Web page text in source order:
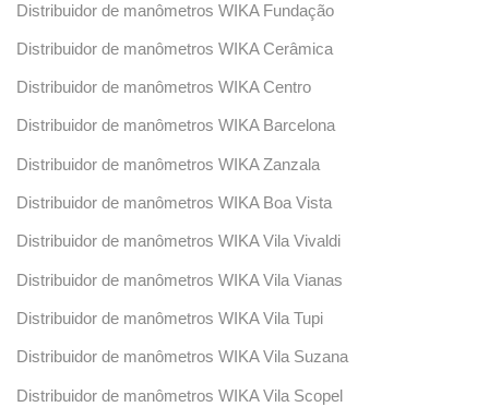
Distribuidor de manômetros WIKA Fundação
Distribuidor de manômetros WIKA Cerâmica
Distribuidor de manômetros WIKA Centro
Distribuidor de manômetros WIKA Barcelona
Distribuidor de manômetros WIKA Zanzala
Distribuidor de manômetros WIKA Boa Vista
Distribuidor de manômetros WIKA Vila Vivaldi
Distribuidor de manômetros WIKA Vila Vianas
Distribuidor de manômetros WIKA Vila Tupi
Distribuidor de manômetros WIKA Vila Suzana
Distribuidor de manômetros WIKA Vila Scopel